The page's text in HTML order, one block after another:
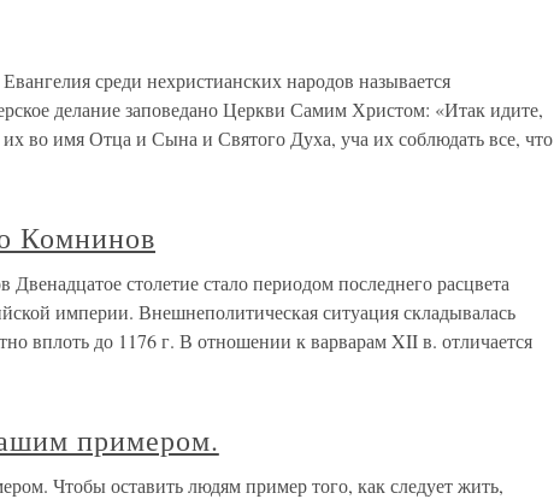
среди нехристианских народов называется
делание заповедано Церкви Самим Христом: «Итак идите,
их во имя Отца и Сына и Святого Духа, уча их соблюдать все, что
Комнинов
столетие стало периодом последнего расцвета
империи. Внешнеполитическая ситуация складывалась
вплоть до 1176 г. В отношении к варварам XII в. отличается
примером.
Чтобы оставить людям пример того, как следует жить,